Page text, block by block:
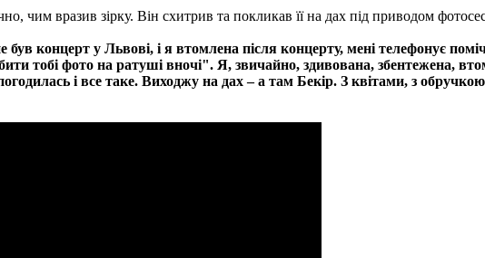
чим вразив зірку. Він схитрив та покликав її на дах під приводом
концерт у Львові, і я втомлена після концерту, мені телефонує
тобі фото на ратуші вночі". Я, звичайно, здивована, збентежена,
і все таке. Виходжу на дах – а там Бекір. З квітами, з